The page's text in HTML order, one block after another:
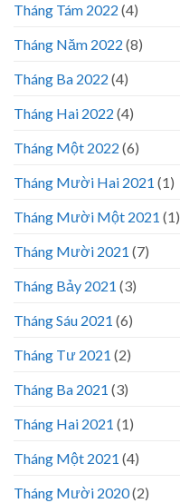
Tháng Tám 2022 (4)
Tháng Năm 2022 (8)
Tháng Ba 2022 (4)
Tháng Hai 2022 (4)
Tháng Một 2022 (6)
Tháng Mười Hai 2021 (1)
Tháng Mười Một 2021 (1)
Tháng Mười 2021 (7)
Tháng Bảy 2021 (3)
Tháng Sáu 2021 (6)
Tháng Tư 2021 (2)
Tháng Ba 2021 (3)
Tháng Hai 2021 (1)
Tháng Một 2021 (4)
Tháng Mười 2020(2)